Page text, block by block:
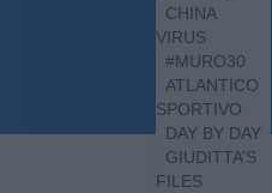
CHINA
VIRUS
#MURO30
ATLANTICO
SPORTIVO
DAY BY DAY
GIUDITTA’S
FILES